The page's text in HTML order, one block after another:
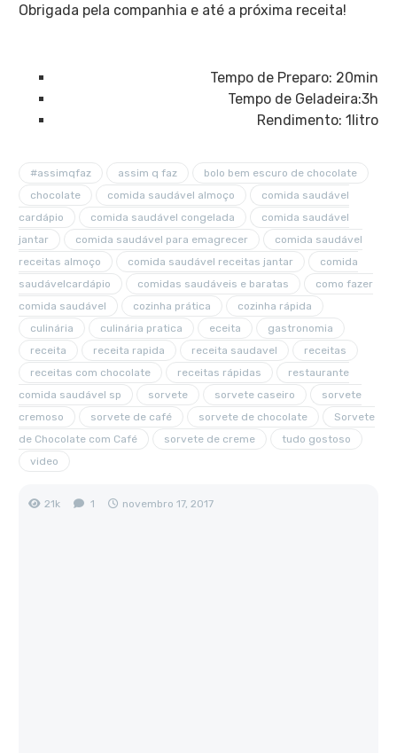
Obrigada pela companhia e até a próxima receita!
Tempo de Preparo: 20min
Tempo de Geladeira:3h
Rendimento: 1litro
#assimqfaz assim q faz
bolo bem escuro de chocolate
chocolate
comida saudável almoço
comida saudável
cardápio
comida saudável congelada
comida saudável
jantar
comida saudável para emagrecer
comida saudável
receitas almoço
comida saudável receitas jantar
comida
saudávelcardápio
comidas saudáveis e baratas
como fazer
comida saudável
cozinha prática
cozinha rápida
culinária
culinária pratica eceita
gastronomia
receita
receita rapida receita saudavel
receitas
receitas com chocolate
receitas rápidas
restaurante
comida saudável sp
sorvete sorvete caseiro
sorvete
cremoso
sorvete de café sorvete de chocolate
Sorvete
de Chocolate com Café
sorvete de creme
tudo gostoso
video
21k 1 novembro 17, 2017